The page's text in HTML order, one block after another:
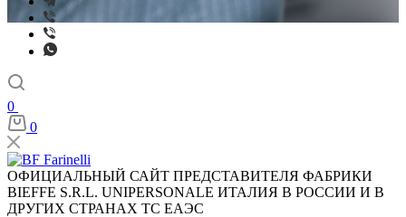
0
0
ОФИЦИАЛЬНЫЙ САЙТ ПРЕДСТАВИТЕЛЯ ФАБРИКИ
BIEFFE S.R.L. UNIPERSONALE ИТАЛИЯ В РОССИИ И В
ДРУГИХ СТРАНАХ ТС ЕАЭС